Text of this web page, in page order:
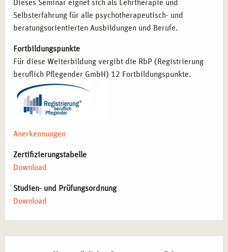
BERUFLICHE PERSPEKTIVEN NACH DEM
SEMINAR IN MÜNCHEN
Die erlernten Methoden eröffnen vielseitige Möglichkeiten
in Therapie, Beratung und Gesundheitsförderung:
Integration kreativer Methoden in therapeutische
Settings– Einsatz nonverbaler Ausdrucksformen in der
Weiterentwicklung der therapeutischen Identität
die professionelle Arbeit.
Beratungsstellen– Anwendung kreativer Methoden zur
Förderung der Selbsterfahrung.
und Therapieformen durch innovative Methoden.
Selbstständige Tätigkeit als Trainer*in für kreative
Dieses Seminar eignet sich als Lehrtherapie und
Selbsterfahrung für alle psychotherapeutisch- und
beratungsorientierten Ausbildungen und Berufe.
Fortbildungspunkte
Für diese Weiterbildung vergibt die RbP (Registrierung
beruflich Pflegender GmbH) 12 Fortbildungspunkte.
Anerkennungen
Zertifizierungstabelle
Download
Studien- und Prüfungsordnung
Download